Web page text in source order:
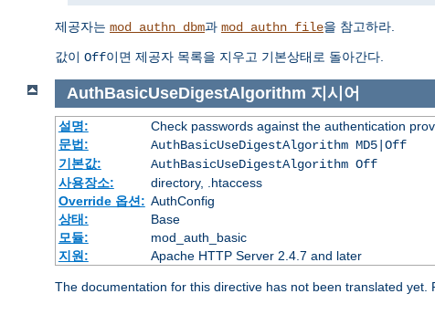
제공자는 mod_authn_dbm과 mod_authn_file을 참고하라.
값이 Off이면 제공자 목록을 지우고 기본상태로 돌아간다.
AuthBasicUseDigestAlgorithm 지시어
설명:
Check passwords against the authentication
문법:
AuthBasicUseDigestAlgorithm MD5|Off
기본값:
AuthBasicUseDigestAlgorithm Off
사용장소:
directory, .htaccess
Override 옵션: AuthConfig
상태:
Base
모듈:
mod_auth_basic
지원:
Apache HTTP Server 2.4.7 and later
The documentation for this directive has not been translated yet.